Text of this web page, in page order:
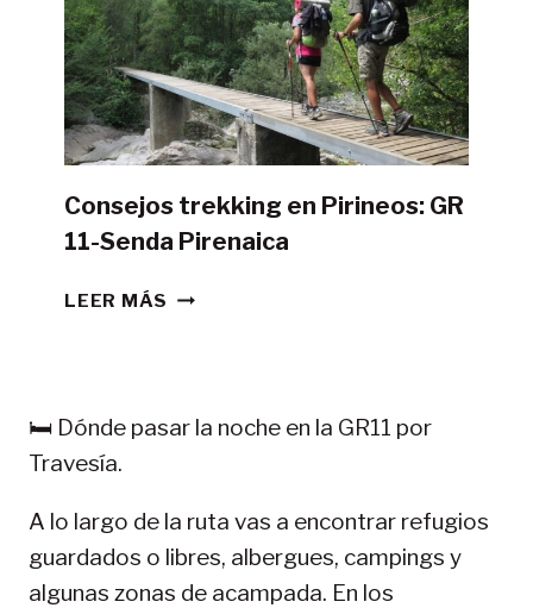
CON
TIENDA
DE
CAMPAÑA?
Consejos trekking en Pirineos: GR
11-Senda Pirenaica
LEER MÁS CONSEJOS
11-
🛏️ Dónde pasar la noche en la GR11 por
Travesía.
A lo largo de la ruta vas a encontrar refugios
guardados o libres, albergues, campings y
algunas zonas de acampada. En los